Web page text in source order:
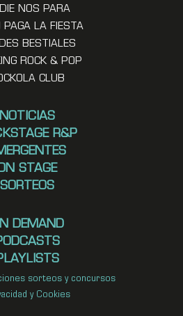
NOS PARA
PAGA LA FIESTA
BESTIALES
ROCK & POP
CLUB
NOTICIAS
R&P
STAGE
SORTEOS
DEMAND
sorteos y concursos
y Cookies